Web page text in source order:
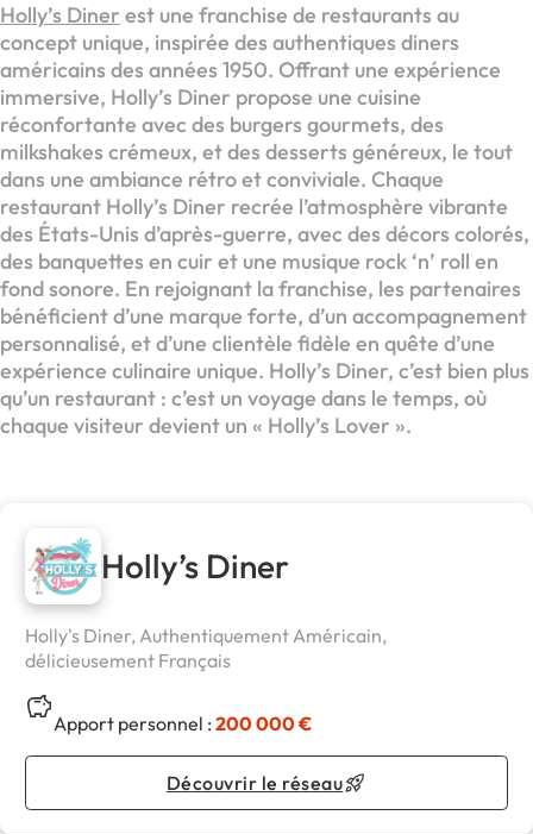
Holly’s Diner est une franchise de restaurants au
concept unique, inspirée des authentiques diners
américains des années 1950. Offrant une expérience
immersive, Holly’s Diner propose une cuisine
réconfortante avec des burgers gourmets, des
milkshakes crémeux, et des desserts généreux, le tout
dans une ambiance rétro et conviviale. Chaque
restaurant Holly’s Diner recrée l’atmosphère vibrante
des États-Unis d’après-guerre, avec des décors colorés,
des banquettes en cuir et une musique rock ‘n’ roll en
fond sonore. En rejoignant la franchise, les partenaires
bénéficient d’une marque forte, d’un accompagnement
personnalisé, et d’une clientèle fidèle en quête d’une
expérience culinaire unique. Holly’s Diner, c’est bien plus
qu’un restaurant : c’est un voyage dans le temps, où
chaque visiteur devient un « Holly’s Lover ».
Holly’s Diner
Holly's Diner, Authentiquement Américain,
délicieusement Français
Apport personnel :200 000 €
Découvrir le réseau